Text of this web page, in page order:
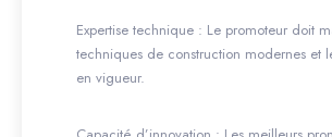
Expertise technique : Le promoteur doit
techniques de construction modernes et
en vigueur.